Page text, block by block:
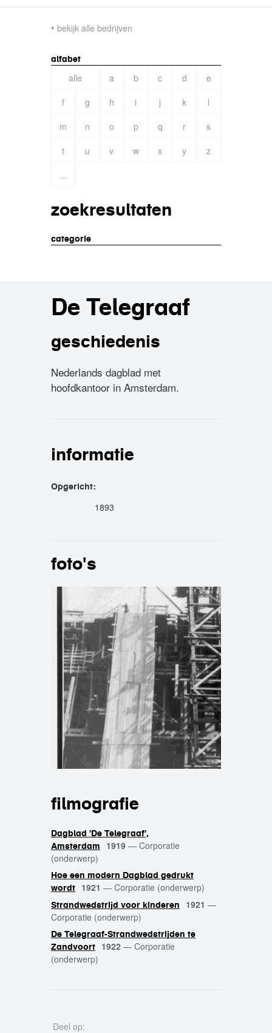
bekijk alle bedrijven
alfabet
alle a b c d
e
f
g h i j k
l
m
n o p q r
s
t
u v w x y
z
...
zoekresultaten
categorie
De Telegraaf
geschiedenis
Nederlands dagblad met
hoofdkantoor in Amsterdam.
informatie
Opgericht:
1893
foto's
filmografie
Dagblad 'De Telegraaf',
Amsterdam
1919 — Corporatie
(onderwerp)
Hoe een modern Dagblad gedrukt
wordt
1921 — Corporatie (onderwerp)
Strandwedstrijd voor kinderen 1921 —
Corporatie (onderwerp)
De Telegraaf-Strandwedstrijden te
Zandvoort
1922 — Corporatie
(onderwerp)
Deel op: